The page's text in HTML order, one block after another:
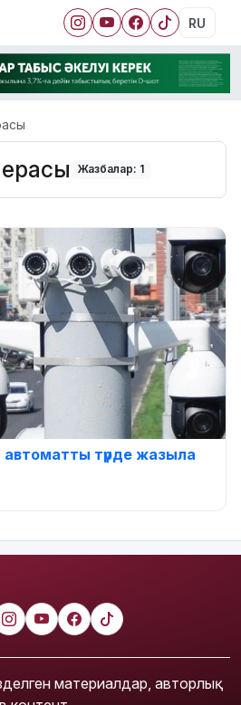
RU
Жазбалар: 1
автоматты түрде жазыла
материалдар, авторлық